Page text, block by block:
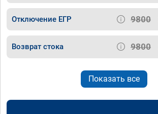
Отключение ЕГР 9800
Возврат стока 9800
Показать все